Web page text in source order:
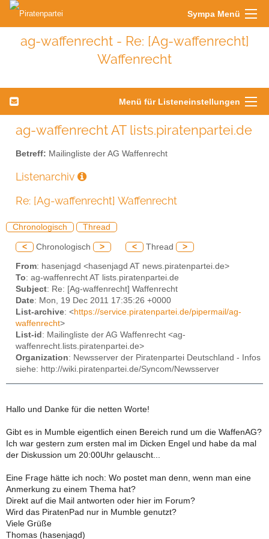
Sympa Menü
ag-waffenrecht - Re: [Ag-waffenrecht]
Waffenrecht
Menü für Listeneinstellungen
ag-waffenrecht AT lists.piratenpartei.de
Betreff: Mailingliste der AG Waffenrecht
Listenarchiv
Re: [Ag-waffenrecht] Waffenrecht
Chronologisch Thread
< Chronologisch > < Thread >
From: hasenjagd <hasenjagd AT news.piratenpartei.de>
To: ag-waffenrecht AT lists.piratenpartei.de
Subject: Re: [Ag-waffenrecht] Waffenrecht
Date: Mon, 19 Dec 2011 17:35:26 +0000
List-archive: <https://service.piratenpartei.de/pipermail/ag-
waffenrecht>
List-id : Mailingliste der AG Waffenrecht <ag-
waffenrecht.lists.piratenpartei.de>
Organization: Newsserver der Piratenpartei Deutschland - Infos
siehe: http://wiki.piratenpartei.de/Syncom/Newsserver
Hallo und Danke für die netten Worte!
Gibt es in Mumble eigentlich einen Bereich rund um die WaffenAG?
Ich war gestern zum ersten mal im Dicken Engel und habe da mal
der Diskussion um 20:00Uhr gelauscht...
Eine Frage hätte ich noch: Wo postet man denn, wenn man eine
Anmerkung zu einem Thema hat?
Direkt auf die Mail antworten oder hier im Forum?
Wird das PiratenPad nur in Mumble genutzt?
Viele Grüße
Thomas (hasenjagd)